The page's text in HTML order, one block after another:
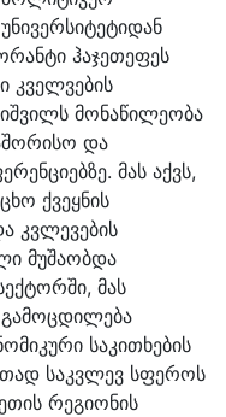
ჰაჯეთეფეს
კველვების
მონაწილეობა
და
მას აქვს,
ქვეყნის
კვლევების
მუშაობდა
მას
საკითხების
საკვლევ სფეროს
რეგიონის